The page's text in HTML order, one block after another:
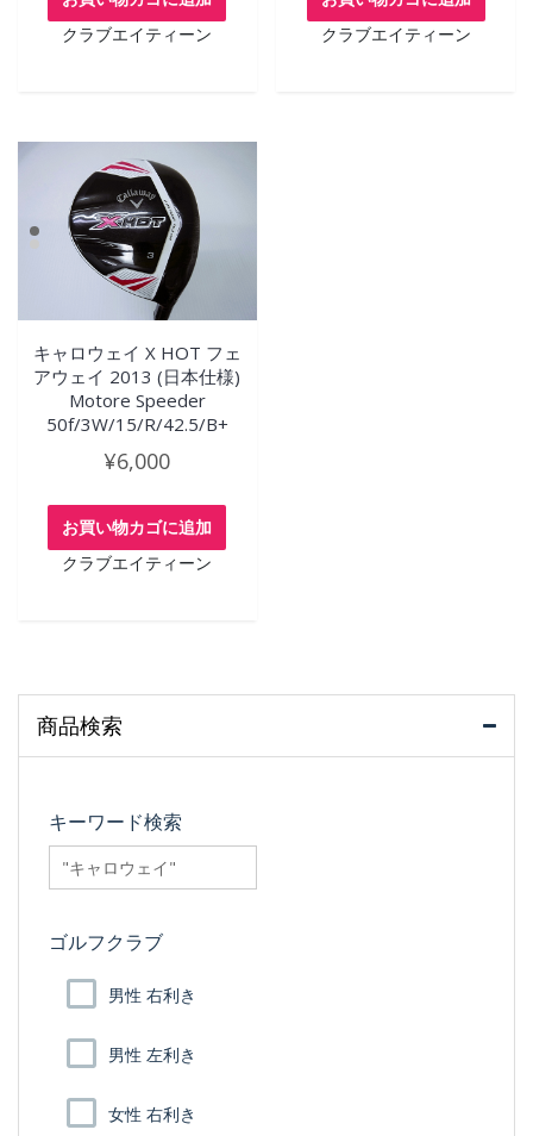
クラブエイティーン
クラブエイティーン
キャロウェイ X HOT フェ
アウェイ 2013 (日本仕様)
Motore Speeder
50f/3W/15/R/42.5/B+
¥6,000
お買い物カゴに追加
クラブエイティーン
商品検索
キーワード検索
searchfilter_pro
ゴルフクラブ
男性 右利き
男性 左利き
女性 右利き